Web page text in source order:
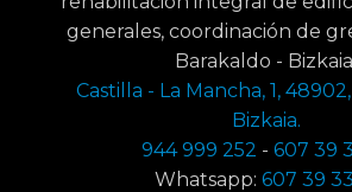
generales, coordinación de
Barakaldo -
Castilla - La Mancha, 1,
Bizkaia.
944 999 252 -607 39
Whatsapp: 607 39